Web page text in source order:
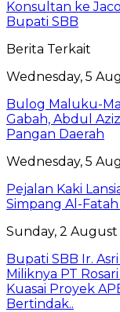
Konsultan ke
Bupati SBB
Berita Terkait
Wednesday, 5
Bulog Maluku-
Gabah, Abdul
Pangan Daerah
Wednesday, 5
Pejalan Kaki
Simpang Al-
Sunday, 2 August
Bupati SBB Ir.
Miliknya PT
Kuasai Proyek
Bertindak..